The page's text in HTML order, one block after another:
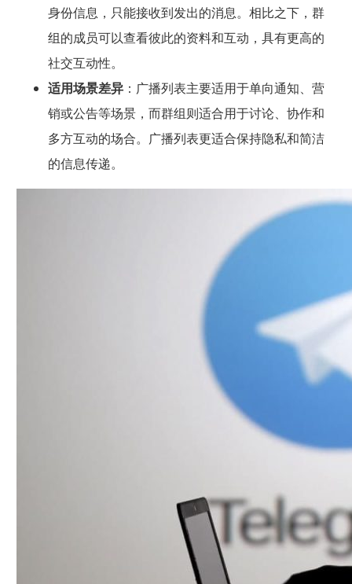
身份信息，只能接收到发出的消息。相比之下，群
组的成员可以查看彼此的资料和互动，具有更高的
社交互动性。
适用场景差异：广播列表主要适用于单向通知、营
销或公告等场景，而群组则适合用于讨论、协作和
多方互动的场合。广播列表更适合保持隐私和简洁
的信息传递。